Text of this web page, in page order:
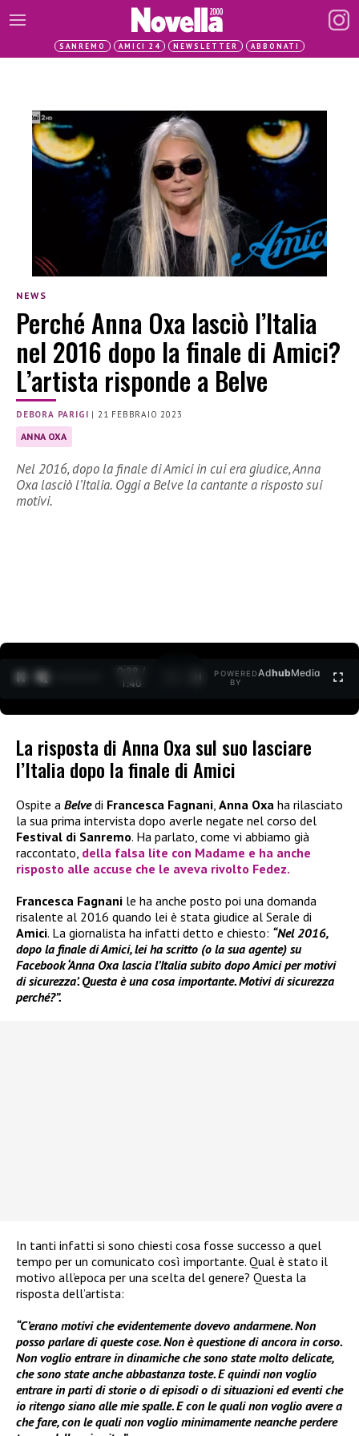
SANREMO AMICI 24 NEWSLETTER ABBONATI
NEWS
Perché Anna Oxa lasciò l’Italia
nel 2016 dopo la finale di Amici?
L’artista risponde a Belve
DEBORA PARIGI | 21 FEBBRAIO 2023
ANNA OXA
Nel 2016, dopo la finale di Amici in cui era giudice, Anna
Oxa lasciò l’Italia. Oggi a Belve la cantante a risposto sui
motivi.
0:30 /
1:40
POWERED
BY
AdhubMedia
La risposta di Anna Oxa sul suo lasciare
l’Italia dopo la finale di Amici
Ospite a Belvedi Francesca Fagnani, Anna Oxa ha rilasciato
la sua prima intervista dopo averle negate nel corso del
Festival di Sanremo. Ha parlato, come vi abbiamo già
raccontato, della falsa lite con Madame e ha anche
risposto alle accuse che le aveva rivolto Fedez.
Francesca Fagnani le ha anche posto poi una domanda
risalente al 2016 quando lei è stata giudice al Serale di
Amici. La giornalista ha infatti detto e chiesto: “Nel 2016,
dopo la finale di Amici, lei ha scritto (o la sua agente) su
Facebook ‘Anna Oxa lascia l’Italia subito dopo Amici per motivi
di sicurezza’. Questa è una cosa importante. Motivi di sicurezza
perché?”.
In tanti infatti si sono chiesti cosa fosse successo a quel
tempo per un comunicato così importante. Qual è stato il
motivo all’epoca per una scelta del genere? Questa la
risposta dell’artista:
“C’erano motivi che evidentemente dovevo andarmene. Non
posso parlare di queste cose. Non è questione di ancora in corso.
Non voglio entrare in dinamiche che sono state molto delicate,
che sono state anche abbastanza toste. E quindi non voglio
entrare in parti di storie o di episodi o di situazioni ed eventi che
io ritengo siano alle mie spalle. E con le quali non voglio avere a
che fare, con le quali non voglio minimamente neanche perdere